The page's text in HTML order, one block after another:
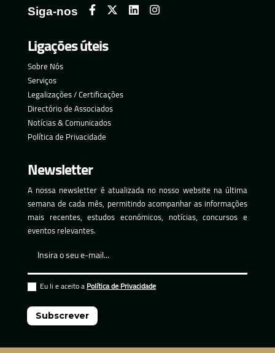
Siga-nos
Ligações úteis
Sobre Nós
Serviços
Legalizações / Certificações
Directório de Associados
Notícias & Comunicados
Política de Privacidade
Newsletter
A nossa newsletter é atualizada no nosso website na última
semana de cada mês, permitindo acompanhar as informações
mais recentes, estudos económicos, notícias, concursos e
eventos relevantes.
Eu li e aceito aPolítica de Privacidade
Subscrever